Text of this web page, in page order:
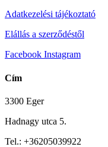
Adatkezelési tájékoztató
Elállás a szerződéstől
Facebook Instagram
Cím
3300 Eger
Hadnagy utca 5.
Tel.: +36205039922